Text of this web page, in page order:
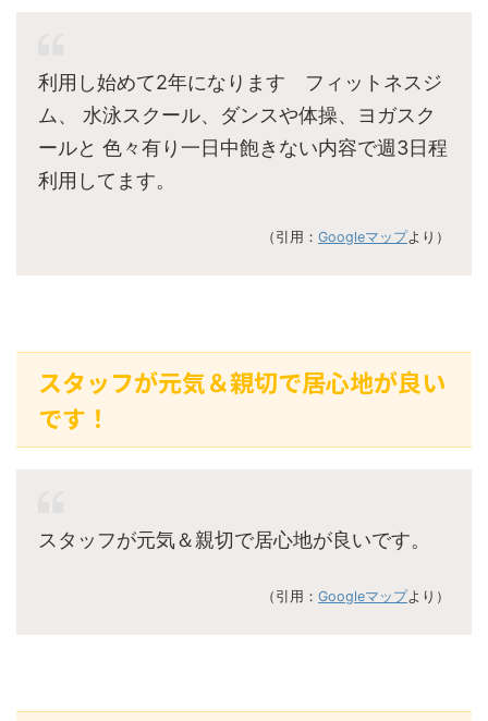
利用し始めて2年になります フィットネスジ
ム、 水泳スクール、ダンスや体操、ヨガスク
ールと 色々有り一日中飽きない内容で週3日程
利用してます。
（引用： Googleマップより）
スタッフが元気＆親切で居心地が良い
です！
スタッフが元気＆親切で居心地が良いです。
（引用： Googleマップより）